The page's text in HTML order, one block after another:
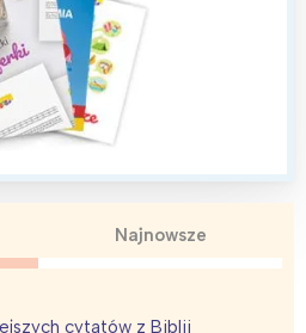
Najnowsze
cytatów z Biblii